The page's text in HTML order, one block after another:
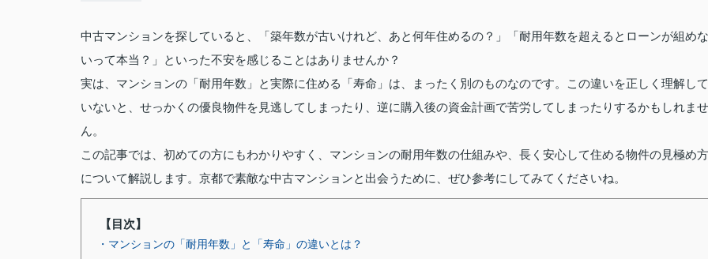
中古マンションを探していると、「築年数が古いけれど、あと何年住めるの？」「耐用年数を超えるとローンが組めな
いって本当？」といった不安を感じることはありませんか？
実は、マンションの「耐用年数」と実際に住める「寿命」は、まったく別のものなのです。この違いを正しく理解して
いないと、せっかくの優良物件を見逃してしまったり、逆に購入後の資金計画で苦労してしまったりするかもしれませ
ん。
この記事では、初めての方にもわかりやすく、マンションの耐用年数の仕組みや、長く安心して住める物件の見極め方
について解説します。京都で素敵な中古マンションと出会うために、ぜひ参考にしてみてくださいね。
【目次】
・マンションの「耐用年数」と「寿命」の違いとは？